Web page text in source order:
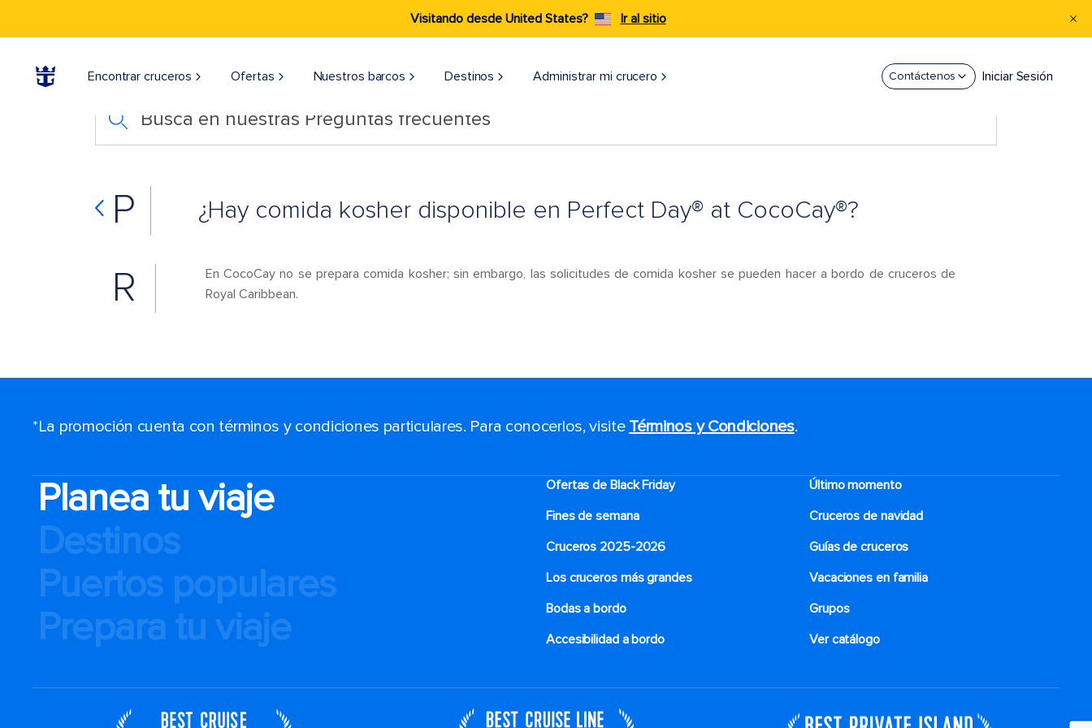
Visitando desde United States? Ir al sitio
Encontrar cruceros Ofertas Nuestros barcos Destinos Administrar mi crucero Contáctenos Iniciar Sesión
Busca en nuestras Preguntas frecuentes
P ¿Hay comida kosher disponible en Perfect Day® at CocoCay®?
R
En CocoCay no se prepara comida kosher; sin embargo, las solicitudes de comida kosher se pueden hacer a bordo de cruceros de
Royal Caribbean.
*La promoción cuenta con términos y condiciones particulares. Para conocerlos, visite Términos y Condiciones.
Planea tu viaje
Destinos
Puertos populares
Prepara tu viaje
Ofertas de Black Friday
Último momento
Fines de semana
Cruceros de navidad
Cruceros 2025-2026
Guías de cruceros
Los cruceros más grandes
Vacaciones en familia
Bodas a bordo
Grupos
Accesibilidad a bordo
Ver catálogo